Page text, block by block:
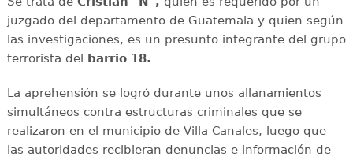
juzgado del departamento de Guatemala y quien según
las investigaciones, es un presunto integrante del grupo
terrorista del
barrio 18.
La aprehensión se logró durante unos allanamientos
simultáneos contra estructuras criminales que se
realizaron en el municipio de Villa Canales, luego que
las autoridades recibieran denuncias e información de